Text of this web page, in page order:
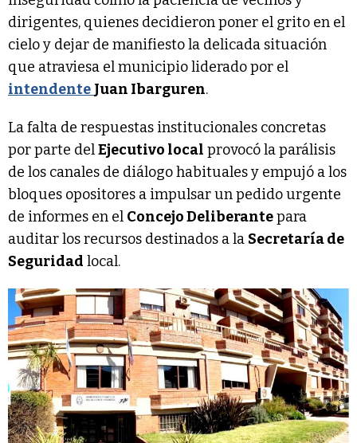
dirigentes, quienes decidieron poner el grito en el
cielo y dejar de manifiesto la delicada situación
que atraviesa el municipio liderado por el
intendente Juan Ibarguren.
La falta de respuestas institucionales concretas
por parte delEjecutivo local provocó la parálisis
de los canales de diálogo habituales y empujó a los
bloques opositores a impulsar un pedido urgente
de informes en el Concejo Deliberantepara
auditar los recursos destinados a la Secretaría de
Seguridad local.